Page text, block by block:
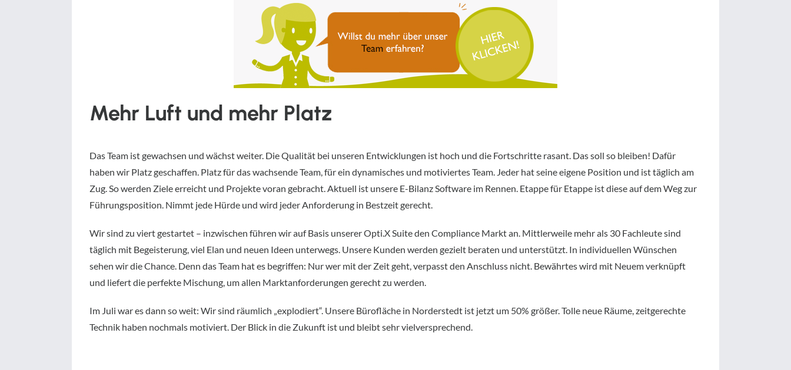
Mehr Luft und mehr Platz
Das Team ist gewachsen und wächst weiter. Die Qualität bei unseren Entwicklungen ist hoch und die Fortschritte rasant. Das soll so bleiben! Dafür
haben wir Platz geschaffen. Platz für das wachsende Team, für ein dynamisches und motiviertes Team. Jeder hat seine eigene Position und ist täglich am
Zug. So werden Ziele erreicht und Projekte voran gebracht. Aktuell ist unsere E-Bilanz Software im Rennen. Etappe für Etappe ist diese auf dem Weg zur
Führungsposition. Nimmt jede Hürde und wird jeder Anforderung in Bestzeit gerecht.
Wir sind zu viert gestartet – inzwischen führen wir auf Basis unserer Opti.X Suite den Compliance Markt an. Mittlerweile mehr als 30 Fachleute sind
täglich mit Begeisterung, viel Elan und neuen Ideen unterwegs. Unsere Kunden werden gezielt beraten und unterstützt. In individuellen Wünschen
sehen wir die Chance. Denn das Team hat es begriffen: Nur wer mit der Zeit geht, verpasst den Anschluss nicht. Bewährtes wird mit Neuem verknüpft
und liefert die perfekte Mischung, um allen Marktanforderungen gerecht zu werden.
Im Juli war es dann so weit: Wir sind räumlich „explodiert“. Unsere Bürofläche in Norderstedt ist jetzt um 50% größer. Tolle neue Räume, zeitgerechte
Technik haben nochmals motiviert. Der Blick in die Zukunft ist und bleibt sehr vielversprechend.